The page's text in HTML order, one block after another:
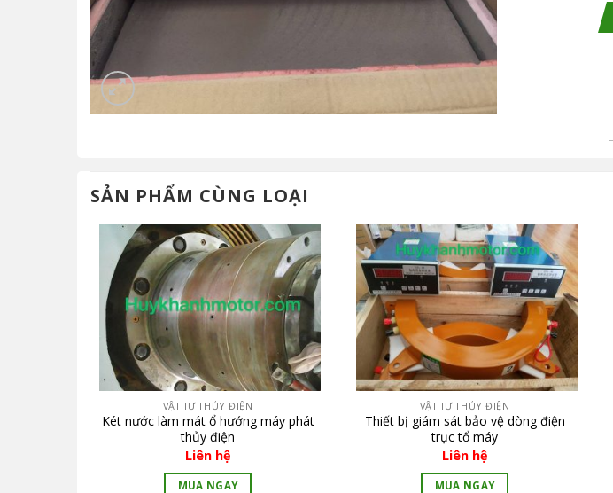
SẢN PHẨM CÙNG LOẠI
VẬT TƯ THỦY ĐIỆN
Két nước làm mát ổ hướng máy phát
thủy điện
Liên hệ
MUA NGAY
VẬT TƯ THỦY ĐIỆN
Thiết bị giám sát bảo vệ dòng điện
trục tổ máy
Liên hệ
MUA NGAY